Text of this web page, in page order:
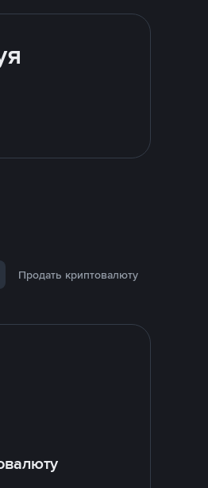
Продать криптовалюту